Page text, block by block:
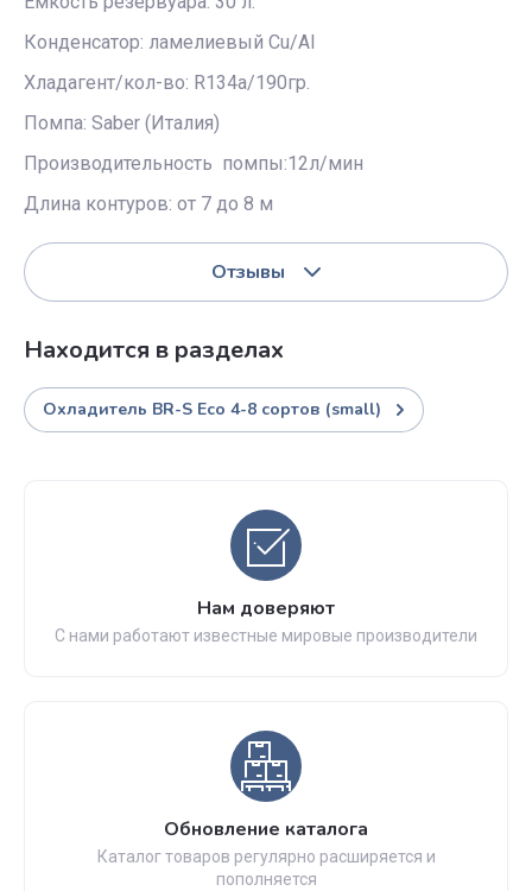
Конденсатор: ламелиевый Cu/Al
Хладагент/кол-во: R134a/190гр.
Помпа: Saber (Италия)
Производительность помпы:12л/мин
Длина контуров: от 7 до 8 м
Отзывы
Находится в разделах
Охладитель BR-S Eco 4-8 сортов (small)
Нам доверяют
С нами работают известные мировые производители
Обновление каталога
Каталог товаров регулярно расширяется и
пополняется